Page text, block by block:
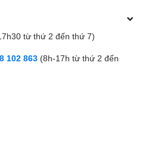
từ thứ 2 đến thứ 7)
102 863 (8h-17h từ thứ 2 đến